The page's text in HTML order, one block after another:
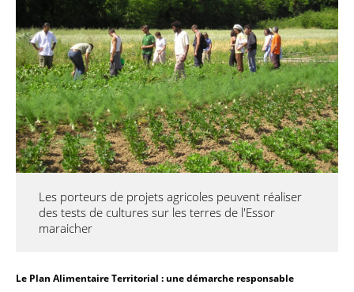
Les porteurs de projets agricoles peuvent réaliser
des tests de cultures sur les terres de l'Essor
maraicher
Le Plan Alimentaire Territorial : une démarche responsable